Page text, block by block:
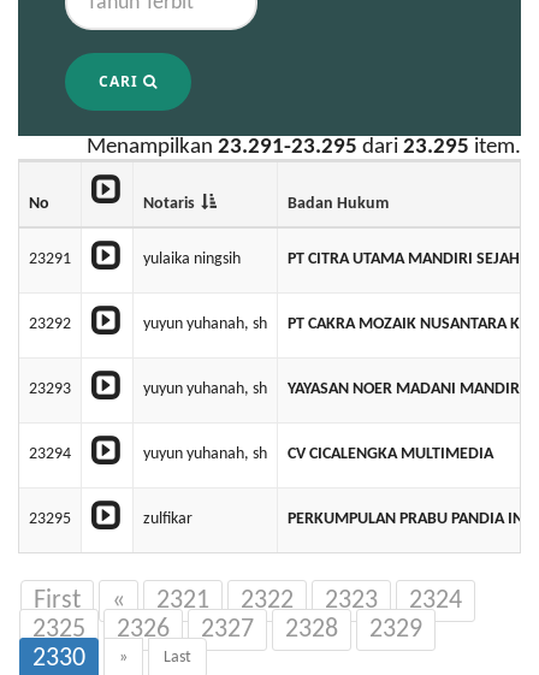
CARI
Menampilkan 23.291-23.295 dari 23.295 item.
No Notaris Badan Hukum
23291 yulaika ningsih PT CITRA UTAMA MANDIRI
23292 yuyun yuhanah, sh PT CAKRA MOZAIK NUSANTARA
23293 yuyun yuhanah, sh YAYASAN NOER MADANI MANDIRI
23294 yuyun yuhanah, sh CV CICALENGKA MULTIMEDIA
23295 zulfikar PERKUMPULAN PRABU PANDIA
First « 2321 2322 2323
2324
2325
2326 2327 2328
2329
2330
» Last